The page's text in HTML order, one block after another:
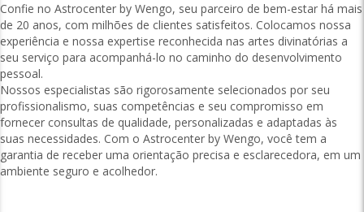
Confie no Astrocenter by Wengo, seu parceiro de bem-estar há mais
de 20 anos, com milhões de clientes satisfeitos. Colocamos nossa
experiência e nossa expertise reconhecida nas artes divinatórias a
seu serviço para acompanhá-lo no caminho do desenvolvimento
pessoal.
Nossos especialistas são rigorosamente selecionados por seu
profissionalismo, suas competências e seu compromisso em
fornecer consultas de qualidade, personalizadas e adaptadas às
suas necessidades. Com o Astrocenter by Wengo, você tem a
garantia de receber uma orientação precisa e esclarecedora, em um
ambiente seguro e acolhedor.